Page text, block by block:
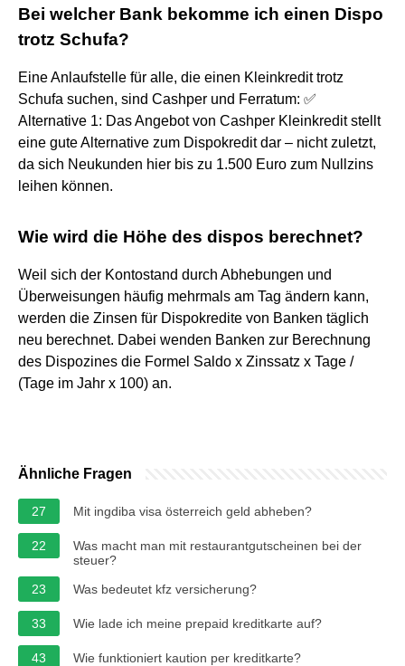
Bei welcher Bank bekomme ich einen Dispo
trotz Schufa?
Eine Anlaufstelle für alle, die einen Kleinkredit trotz
Schufa suchen, sind Cashper und Ferratum: ✅
Alternative 1: Das Angebot von Cashper Kleinkredit stellt
eine gute Alternative zum Dispokredit dar – nicht zuletzt,
da sich Neukunden hier bis zu 1.500 Euro zum Nullzins
leihen können.
Wie wird die Höhe des dispos berechnet?
Weil sich der Kontostand durch Abhebungen und
Überweisungen häufig mehrmals am Tag ändern kann,
werden die Zinsen für Dispokredite von Banken täglich
neu berechnet. Dabei wenden Banken zur Berechnung
des Dispozines die Formel Saldo x Zinssatz x Tage /
(Tage im Jahr x 100) an.
Ähnliche Fragen
27 Mit ingdiba visa österreich geld abheben?
22
Was macht man mit restaurantgutscheinen bei der
steuer?
23
Was bedeutet kfz versicherung?
33 Wie lade ich meine prepaid kreditkarte auf?
43 Wie funktioniert kaution per kreditkarte?